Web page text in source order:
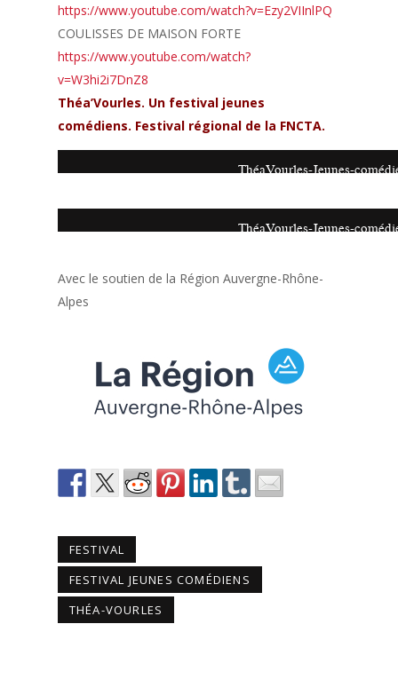
https://www.youtube.com/watch?v=Ezy2VIInlPQ
COULISSES DE MAISON FORTE
https://www.youtube.com/watch?
v=W3hi2i7DnZ8
Théa’Vourles. Un festival jeunes
comédiens. Festival régional de la FNCTA.
ThéaVourles-Jeunes-
ThéaVourles-Jeunes-
Avec le soutien de la Région Auvergne-Rhône-
Alpes
FESTIVAL
FESTIVAL JEUNES COMÉDIENS
THÉA-VOURLES